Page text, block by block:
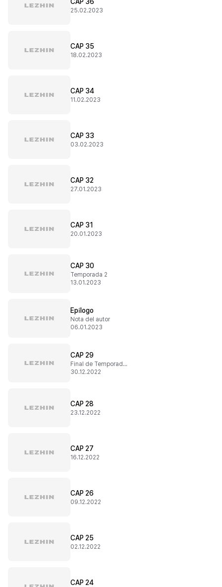
25.02.2023
CAP 35
18.02.2023
CAP 34
11.02.2023
CAP 33
03.02.2023
CAP 32
27.01.2023
CAP 31
20.01.2023
CAP 30
Temporada 2
13.01.2023
Epílogo
Nota del autor
06.01.2023
CAP 29
Final de Temporada 1
30.12.2022
CAP 28
23.12.2022
CAP 27
16.12.2022
CAP 26
09.12.2022
CAP 25
02.12.2022
CAP 24